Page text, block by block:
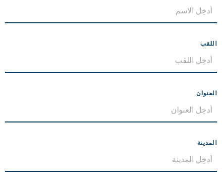
اللقب
العنوان
المدينة